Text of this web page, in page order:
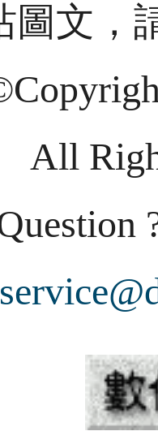
圖文，
All